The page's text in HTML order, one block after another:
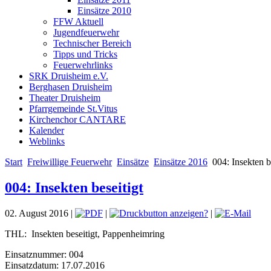
Einsätze 2010
FFW Aktuell
Jugendfeuerwehr
Technischer Bereich
Tipps und Tricks
Feuerwehrlinks
SRK Druisheim e.V.
Berghasen Druisheim
Theater Druisheim
Pfarrgemeinde St.Vitus
Kirchenchor CANTARE
Kalender
Weblinks
Start Freiwillige Feuerwehr Einsätze Einsätze 2016 004: Insekten
004: Insekten beseitigt
02. August 2016 | |
|
THL: Insekten beseitigt, Pappenheimring
Einsatznummer: 004
Einsatzdatum: 17.07.2016